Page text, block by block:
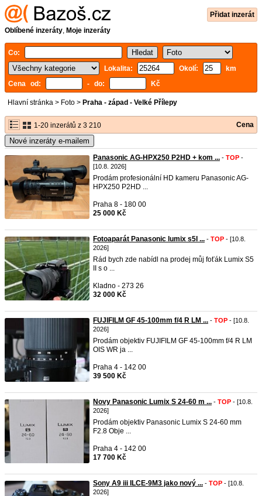
Přidat inzerát
Oblíbené inzeráty, Moje inzeráty
Co:
Lokalita:
Okolí:
km
Cena od:
- do: Kč
Hlavní stránka > Foto > Praha - západ - Velké Přílepy
1-20 inzerátů z 3 210 Cena
Nové inzeráty e-mailem
Panasonic AG-HPX250 P2HD + kom ... - TOP -
[10.8. 2026]
Prodám profesionální HD kameru Panasonic AG-
HPX250 P2HD ...
Praha 8 - 180 00
25 000 Kč
Fotoaparát Panasonic lumix s5I ... - TOP - [10.8.
2026]
Rád bych zde nabídl na prodej můj foťák Lumix S5
II s o ...
Kladno - 273 26
32 000 Kč
FUJIFILM GF 45-100mm f/4 R LM ... - TOP - [10.8.
2026]
Prodám objektiv FUJIFILM GF 45-100mm f/4 R LM
OIS WR ja ...
Praha 4 - 142 00
39 500 Kč
Novy Panasonic Lumix S 24-60 m ... - TOP - [10.8.
2026]
Prodám objektiv Panasonic Lumix S 24-60 mm
F2.8 Obje ...
Praha 4 - 142 00
17 700 Kč
Sony A9 iii ILCE-9M3 jako nový ... - TOP - [10.8.
2026]